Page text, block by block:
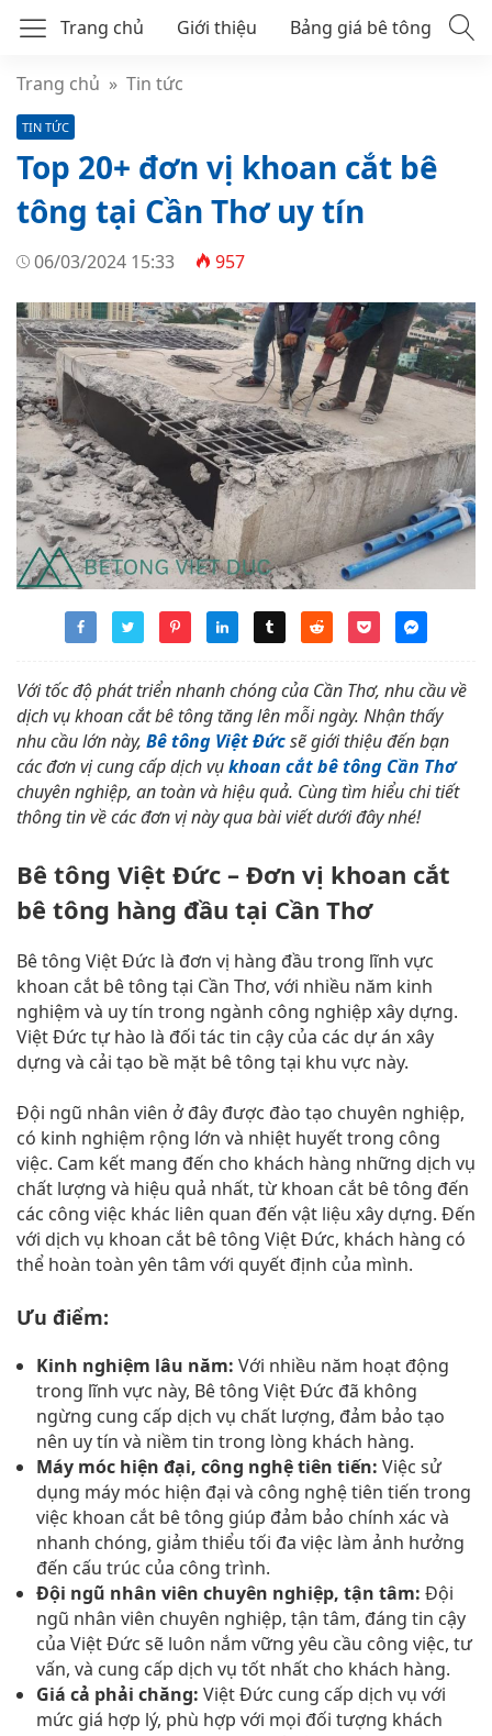
Trang chủ Giới thiệu Bảng giá bê tông
Trang chủ » Tin tức
TIN TỨC
Top 20+ đơn vị khoan cắt bê
tông tại Cần Thơ uy tín
06/03/2024 15:33 957
Với tốc độ phát triển nhanh chóng của Cần Thơ, nhu cầu về
dịch vụ khoan cắt bê tông tăng lên mỗi ngày. Nhận thấy
nhu cầu lớn này, Bê tông Việt Đứcsẽ giới thiệu đến bạn
các đơn vị cung cấp dịch vụkhoan cắt bê tông Cần Thơ
chuyên nghiệp, an toàn và hiệu quả. Cùng tìm hiểu chi tiết
thông tin về các đơn vị này qua bài viết dưới đây nhé!
Bê tông Việt Đức – Đơn vị khoan cắt
bê tông hàng đầu tại Cần Thơ
Bê tông Việt Đức là đơn vị hàng đầu trong lĩnh vực
khoan cắt bê tông tại Cần Thơ, với nhiều năm kinh
nghiệm và uy tín trong ngành công nghiệp xây dựng.
Việt Đức tự hào là đối tác tin cậy của các dự án xây
dựng và cải tạo bề mặt bê tông tại khu vực này.
Đội ngũ nhân viên ở đây được đào tạo chuyên nghiệp,
có kinh nghiệm rộng lớn và nhiệt huyết trong công
việc. Cam kết mang đến cho khách hàng những dịch vụ
chất lượng và hiệu quả nhất, từ khoan cắt bê tông đến
các công việc khác liên quan đến vật liệu xây dựng. Đến
với dịch vụ khoan cắt bê tông Việt Đức, khách hàng có
thể hoàn toàn yên tâm với quyết định của mình.
Ưu điểm:
Kinh nghiệm lâu năm: Với nhiều năm hoạt động
trong lĩnh vực này, Bê tông Việt Đức đã không
ngừng cung cấp dịch vụ chất lượng, đảm bảo tạo
nên uy tín và niềm tin trong lòng khách hàng.
Máy móc hiện đại, công nghệ tiên tiến: Việc sử
dụng máy móc hiện đại và công nghệ tiên tiến trong
việc khoan cắt bê tông giúp đảm bảo chính xác và
nhanh chóng, giảm thiểu tối đa việc làm ảnh hưởng
đến cấu trúc của công trình.
Đội ngũ nhân viên chuyên nghiệp, tận tâm: Đội
ngũ nhân viên chuyên nghiệp, tận tâm, đáng tin cậy
của Việt Đức sẽ luôn nắm vững yêu cầu công việc, tư
vấn, và cung cấp dịch vụ tốt nhất cho khách hàng.
Giá cả phải chăng: Việt Đức cung cấp dịch vụ với
mức giá hợp lý, phù hợp với mọi đối tượng khách